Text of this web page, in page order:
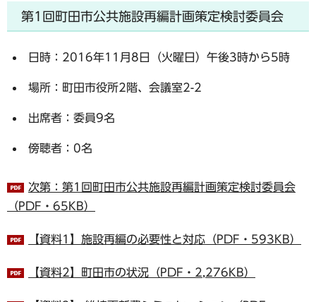
第1回町田市公共施設再編計画策定検討委員会
日時：2016年11月8日（火曜日）午後3時から5時
場所：町田市役所2階、会議室2-2
出席者：委員9名
傍聴者：0名
次第：第1回町田市公共施設再編計画策定検討委員会
（PDF・65KB）
【資料1】施設再編の必要性と対応（PDF・593KB）
【資料2】町田市の状況（PDF・2,276KB）